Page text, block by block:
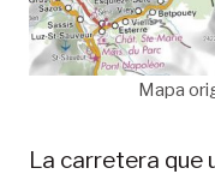
Mapa
La carretera que